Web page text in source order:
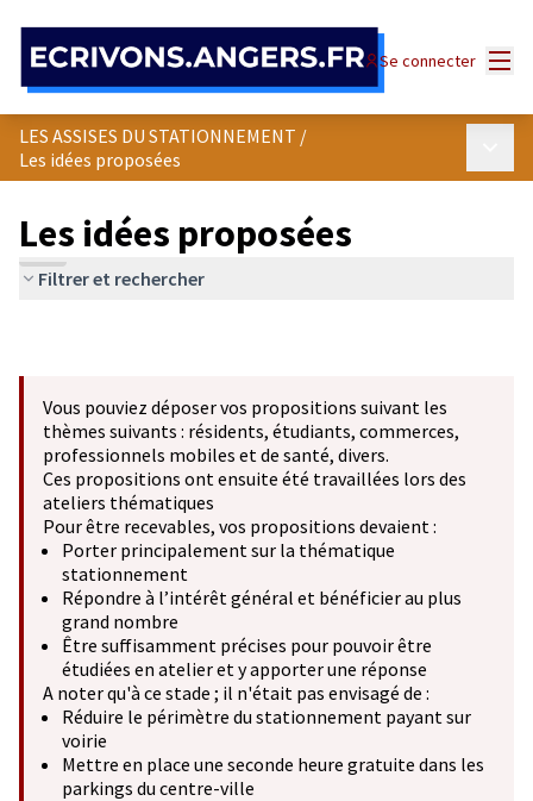
Se connecter
LES ASSISES DU STATIONNEMENT /
Les idées proposées
Les idées proposées
Filtrer et rechercher
Vous pouviez déposer vos propositions suivant les
thèmes suivants : résidents, étudiants, commerces,
professionnels mobiles et de santé, divers.
Ces propositions ont ensuite été travaillées lors des
ateliers thématiques
Pour être recevables, vos propositions devaient :
Porter principalement sur la thématique
stationnement
Répondre à l’intérêt général et bénéficier au plus
grand nombre
Être suffisamment précises pour pouvoir être
étudiées en atelier et y apporter une réponse
A noter qu'à ce stade ; il n'était pas envisagé de :
Réduire le périmètre du stationnement payant sur
voirie
Mettre en place une seconde heure gratuite dans les
parkings du centre-ville